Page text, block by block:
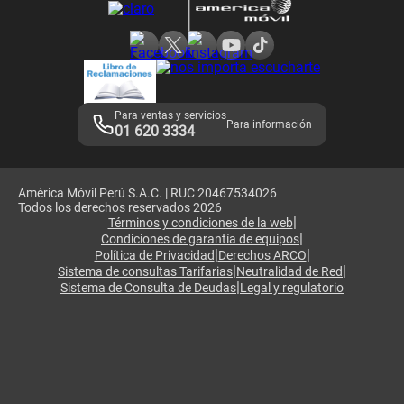
Adquirientes iPhone 6, 6S y SE
Mensaje de Seguridad
Términos y Condiciones de Tienda Claro
Libro de Reclamaciones
Legales de marketplace
Para ventas y servicios
01 620 3334 Para información
América Móvil Perú S.A.C. | RUC 20467534026
Todos los derechos reservados 2026
Términos y condiciones de la web|
Condiciones de garantía de equipos|
Política de Privacidad|Derechos ARCO|
Sistema de consultas Tarifarias|Neutralidad de Red|
Sistema de Consulta de Deudas|Legal y regulatorio